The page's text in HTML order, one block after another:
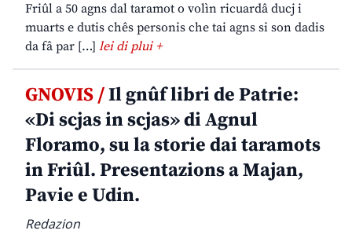
Friûl a 50 agns dal taramot o volìn ricuardâ ducj i
muarts e dutis chês personis che tai agns si son dadis
da fâ par […] lei di plui +
GNOVIS /Il gnûf libri de Patrie:
«Di scjas in scjas» di Agnul
Floramo, su la storie dai taramots
in Friûl. Presentazions a Majan,
Pavie e Udin.
Redazion